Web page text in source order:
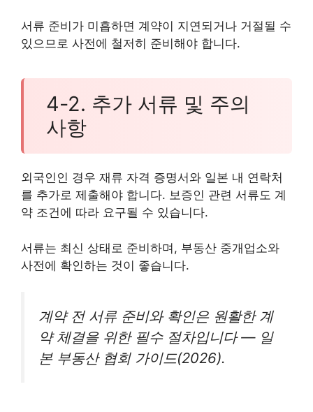
서류 준비가 미흡하면 계약이 지연되거나 거절될 수
있으므로 사전에 철저히 준비해야 합니다.
4-2. 추가 서류 및 주의
사항
외국인인 경우 재류 자격 증명서와 일본 내 연락처
를 추가로 제출해야 합니다. 보증인 관련 서류도 계
약 조건에 따라 요구될 수 있습니다.
서류는 최신 상태로 준비하며, 부동산 중개업소와
사전에 확인하는 것이 좋습니다.
계약 전 서류 준비와 확인은 원활한 계
약 체결을 위한 필수 절차입니다 — 일
본 부동산 협회 가이드(2026).